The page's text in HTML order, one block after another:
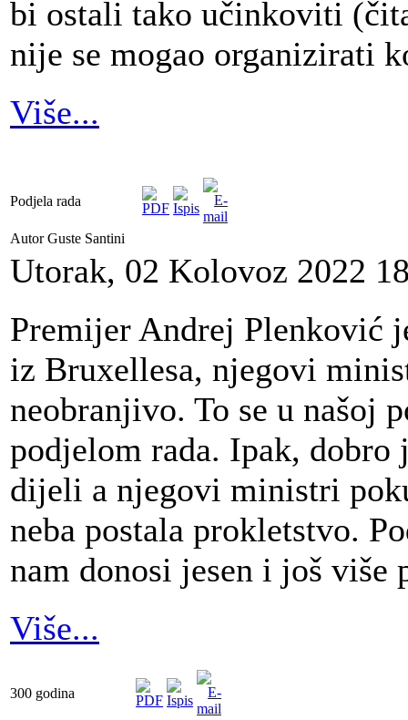
bi ostali tako učinkoviti
nije se mogao organizirati
Više...
Podjela rada
Autor Guste Santini
Utorak, 02 Kolovoz 2022
Premijer Andrej Plenković
iz Bruxellesa, njegovi
neobranjivo. To se u našoj
podjelom rada. Ipak, dobro
dijeli a njegovi ministri
neba postala prokletstvo.
nam donosi jesen i još više
Više...
300 godina